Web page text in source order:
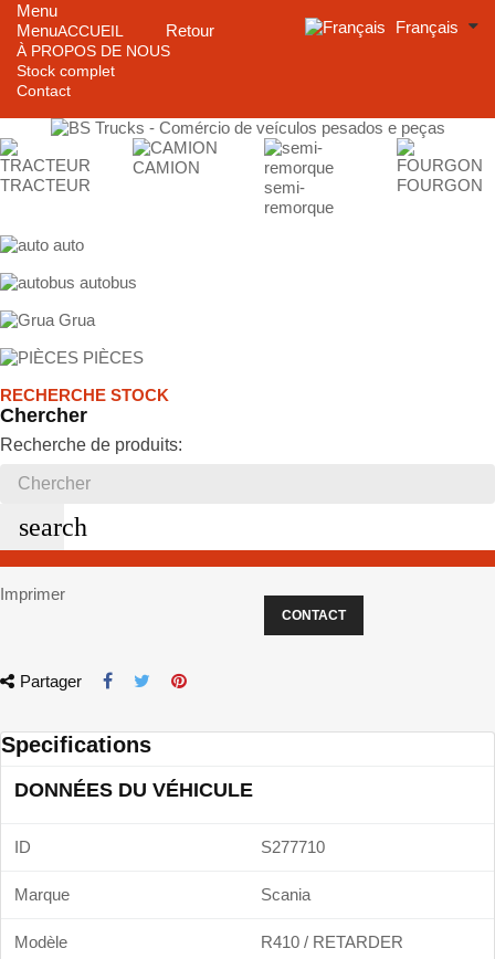
Menu
Menu
Retour
ACCUEIL
À PROPOS DE NOUS
Stock complet
Contact
Français
TRACTEUR
CAMION
semi-
remorque
FOURGON
auto
autobus
Grua
PIÈCES
RECHERCHE STOCK
Chercher
Recherche de produits:
search
Imprimer
CONTACT
Partager
Specifications
DONNÉES DU VÉHICULE
ID S277710
Marque Scania
Modèle R410 / RETARDER